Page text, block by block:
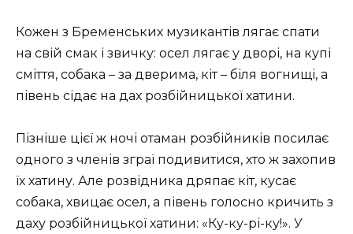
Кожен з Бременських музикантів лягає спати
на свій смак і звичку: осел лягає у дворі, на купі
сміття, собака – за дверима, кіт – біля вогнищі, а
півень сідає на дах розбійницької хатини.
Пізніше цієї ж ночі отаман розбійників посилає
одного з членів зграї подивитися, хто ж захопив
їх хатину. Але розвідника дряпає кіт, кусає
собака, хвицає осел, а півень голосно кричить з
даху розбійницької хатини: «Ку-ку-рі-ку!». У